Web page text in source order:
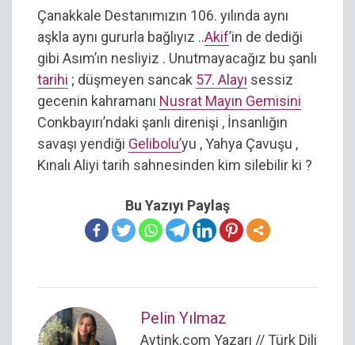
Çanakkale Destanımızın 106. yılında aynı
aşkla aynı gururla bağlıyız ..Akif’in de dediği
gibi Asım’ın nesliyiz . Unutmayacağız bu şanlı
tarihi ; düşmeyen sancak 57. Alayı sessiz
gecenin kahramanı Nusrat Mayın Gemisini
Conkbayırı’ndaki şanlı direnişi , İnsanlığın
savaşı yendiği Gelibolu’yu , Yahya Çavuşu ,
Kınalı Aliyi tarih sahnesinden kim silebilir ki ?
Bu Yazıyı Paylaş
Pelin Yılmaz
Aytink.com Yazarı // Türk Dili